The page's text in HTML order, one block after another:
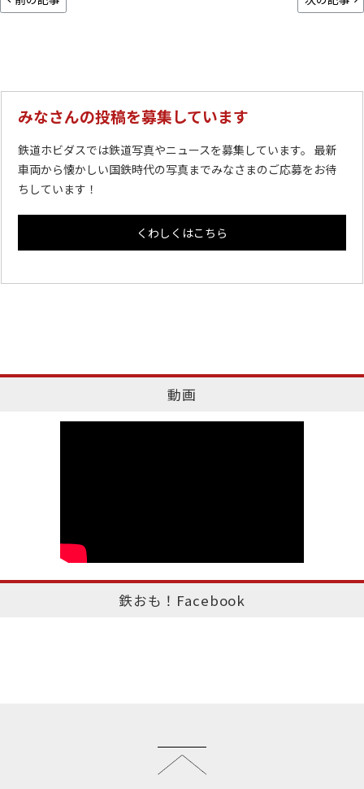
みなさんの投稿を募集しています
鉄道ホビダスでは鉄道写真やニュースを募集しています。 最新
車両から懐かしい国鉄時代の写真までみなさまのご応募をお待
ちしています！
くわしくはこちら
動画
鉄おも！Facebook